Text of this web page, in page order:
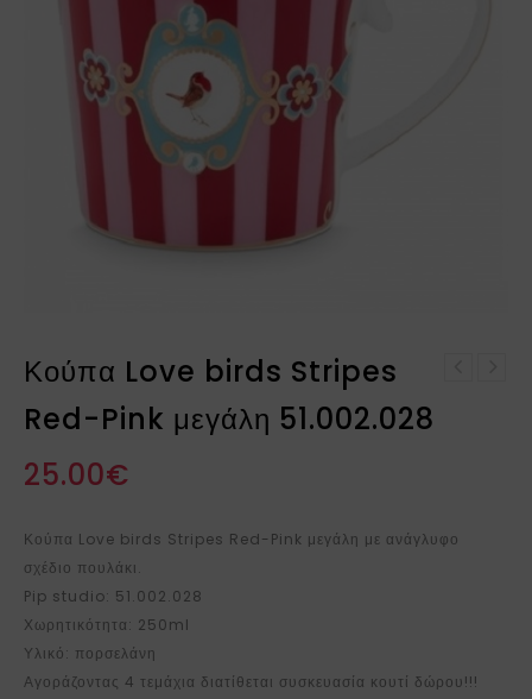
Κούπα Love birds Stripes
Red-Pink μεγάλη 51.002.028
25.00€
Κούπα Love birds Stripes Red-Pink μεγάλη με ανάγλυφο
σχέδιο πουλάκι.
Pip studio: 51.002.028
Χωρητικότητα: 250ml
Υλικό: πορσελάνη
Αγοράζοντας 4 τεμάχια διατίθεται συσκευασία κουτί δώρου!!!